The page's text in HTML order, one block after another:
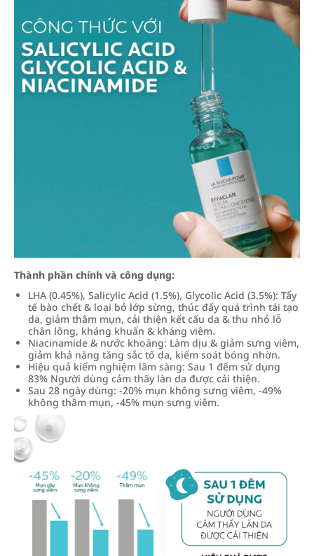
Thành phần chính và công dụng:
LHA (0.45%), Salicylic Acid (1.5%), Glycolic Acid (3.5%): Tẩy
tế bào chết & loại bỏ lớp sừng, thúc đẩy quá trình tái tạo
da, giảm thâm mụn, cải thiện kết cấu da & thu nhỏ lỗ
chân lông, kháng khuẩn & kháng viêm.
Niacinamide & nước khoáng: Làm dịu & giảm sưng viêm,
giảm khả năng tăng sắc tố da, kiểm soát bóng nhờn.
Hiệu quả kiểm nghiệm lâm sàng: Sau 1 đêm sử dụng
83% Người dùng cảm thấy làn da được cải thiện.
Sau 28 ngày dùng: -20% mụn không sưng viêm, -49%
không thâm mụn, -45% mụn sưng viêm.